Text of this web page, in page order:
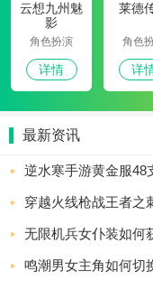
云想九州魅
影
角色扮演
详情
莱德
角色
详
最新资讯
逆水寒手游黄金服48
穿越火线枪战王者之
无限机兵女仆装如何
鸣潮男女主角如何切